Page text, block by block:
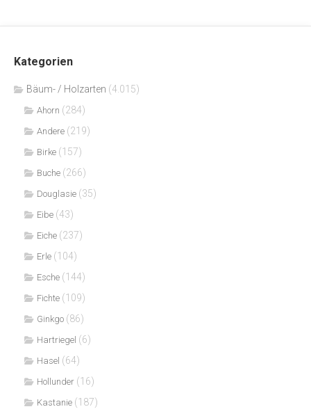
Kategorien
Bäum- / Holzarten (4.015)
Ahorn (284)
Andere (219)
Birke (157)
Buche (266)
Douglasie (35)
Eibe (43)
Eiche (237)
Erle (104)
Esche (144)
Fichte (109)
Ginkgo (86)
Hartriegel (6)
Hasel (64)
Hollunder (16)
Kastanie (187)